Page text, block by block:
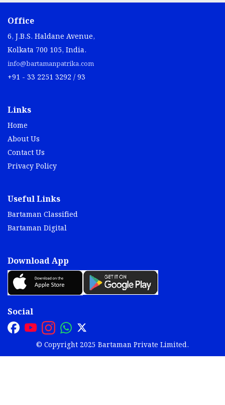
Office
6, J.B.S. Haldane Avenue,
Kolkata 700 105, India.
info@bartamanpatrika.com
+91 - 33 2251 3292 / 93
Links
Home
About Us
Contact Us
Privacy Policy
Useful Links
Bartaman Classified
Bartaman Digital
Download App
Social
© Copyright 2025 Bartaman Private Limited.